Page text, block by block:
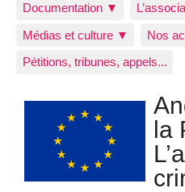
Documentation ▼
Médias et culture ▼
Nos
Pétitions, tribunes, appels...
la